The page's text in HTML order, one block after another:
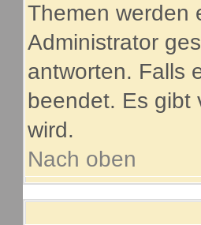
Themen werden
Administrator
antworten. Falls
beendet. Es gibt
wird.
Nach oben